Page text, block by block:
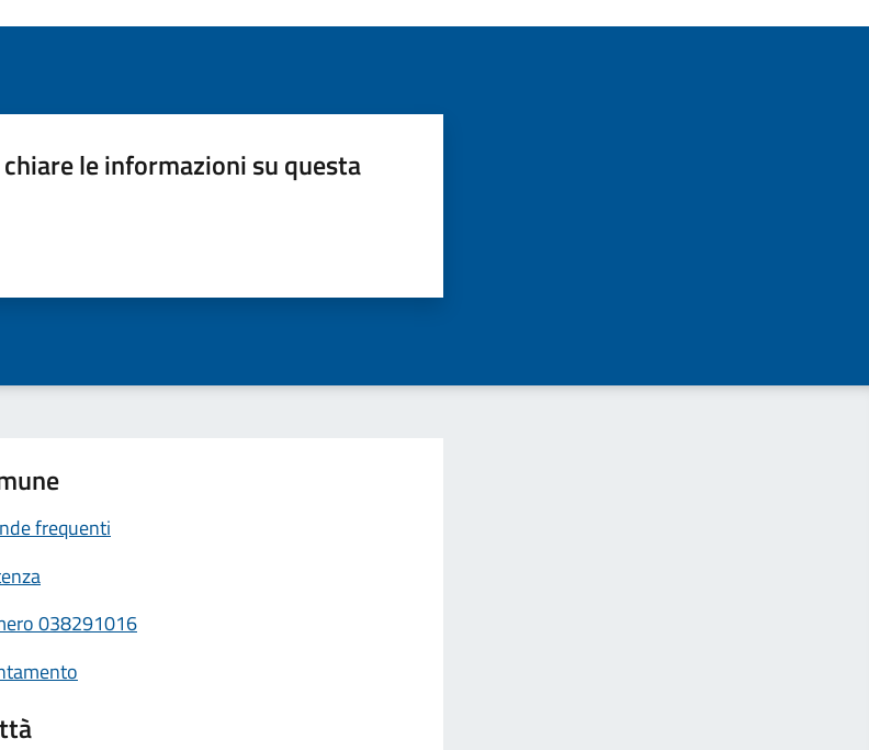
le informazioni su questa
frequenti
038291016